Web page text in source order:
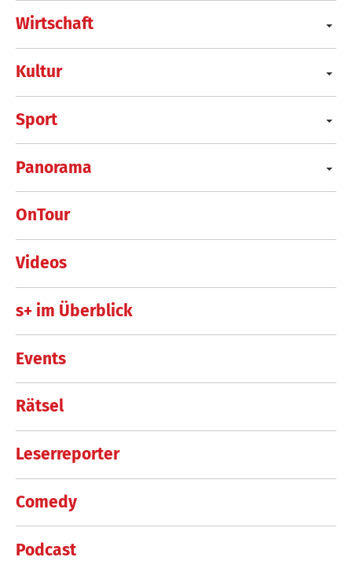
Wirtschaft
Kultur
Sport
Panorama
OnTour
Videos
s+ im Überblick
Events
Rätsel
Leserreporter
Comedy
Podcast